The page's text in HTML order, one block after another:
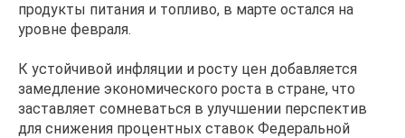
продукты питания и топливо, в марте остался на
уровне февраля.
К устойчивой инфляции и росту цен добавляется
замедление экономического роста в стране, что
заставляет сомневаться в улучшении перспектив
для снижения процентных ставок Федеральной